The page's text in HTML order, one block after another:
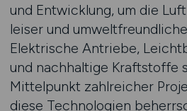
und Entwicklung, um die
leiser und
Elektrische Antriebe,
und nachhaltige Kraftstoffe
Mittelpunkt zahlreicher
diese Technologien